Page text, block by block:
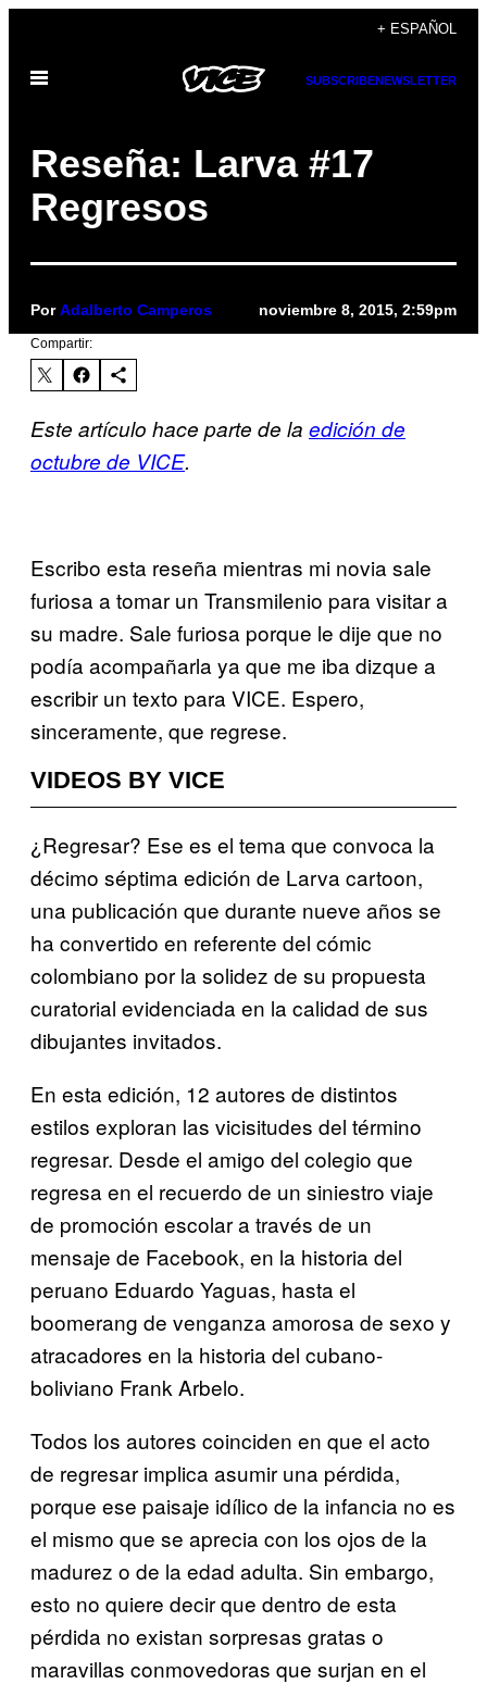
contenido
+ ESPAÑOL
Abrir
SUBSCRIBENEWSLETTER
Reseña: Larva #17
Regresos
PorAdalberto Camperos noviembre 8, 2015, 2:59pm
Compartir:
Este artículo hace parte de la edición de
octubre de VICE.
Escribo esta reseña mientras mi novia sale
furiosa a tomar un Transmilenio para visitar a
su madre. Sale furiosa porque le dije que no
podía acompañarla ya que me iba dizque a
escribir un texto para VICE. Espero,
sinceramente, que regrese.
VIDEOS BY VICE
¿Regresar? Ese es el tema que convoca la
décimo séptima edición de Larva cartoon,
una publicación que durante nueve años se
ha convertido en referente del cómic
colombiano por la solidez de su propuesta
curatorial evidenciada en la calidad de sus
dibujantes invitados.
En esta edición, 12 autores de distintos
estilos exploran las vicisitudes del término
regresar. Desde el amigo del colegio que
regresa en el recuerdo de un siniestro viaje
de promoción escolar a través de un
mensaje de Facebook, en la historia del
peruano Eduardo Yaguas, hasta el
boomerang de venganza amorosa de sexo y
atracadores en la historia del cubano-
boliviano Frank Arbelo.
Todos los autores coinciden en que el acto
de regresar implica asumir una pérdida,
porque ese paisaje idílico de la infancia no es
el mismo que se aprecia con los ojos de la
madurez o de la edad adulta. Sin embargo,
esto no quiere decir que dentro de esta
pérdida no existan sorpresas gratas o
maravillas conmovedoras que surjan en el